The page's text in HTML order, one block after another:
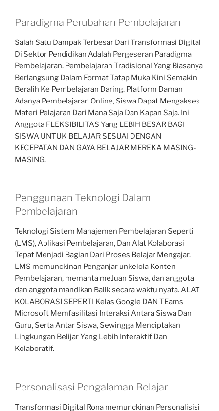
Paradigma Perubahan Pembelajaran
Salah Satu Dampak Terbesar Dari Transformasi Digital
Di Sektor Pendidikan Adalah Pergeseran Paradigma
Pembelajaran. Pembelajaran Tradisional Yang Biasanya
Berlangsung Dalam Format Tatap Muka Kini Semakin
Beralih Ke Pembelajaran Daring. Platform Daman
Adanya Pembelajaran Online, Siswa Dapat Mengakses
Materi Pelajaran Dari Mana Saja Dan Kapan Saja. Ini
Anggota FLEKSIBILITAS Yang LEBIH BESAR BAGI
SISWA UNTUK BELAJAR SESUAI DENGAN
KECEPATAN DAN GAYA BELAJAR MEREKA MASING-
MASING.
Penggunaan Teknologi Dalam
Pembelajaran
Teknologi Sistem Manajemen Pembelajaran Seperti
(LMS), Aplikasi Pembelajaran, Dan Alat Kolaborasi
Tepat Menjadi Bagian Dari Proses Belajar Mengajar.
LMS memunckinan Penganjar unkelola Konten
Pembelajaran, memanta meJuan Siswa, dan anggota
dan anggota mandikan Balik secara waktu nyata. ALAT
KOLABORASI SEPERTI Kelas Google DAN TEams
Microsoft Memfasilitasi Interaksi Antara Siswa Dan
Guru, Serta Antar Siswa, Sewingga Menciptakan
Lingkungan Belijar Yang Lebih Interaktif Dan
Kolaboratif.
Personalisasi Pengalaman Belajar
Transformasi Digital Rona memunckinan Personalisisi